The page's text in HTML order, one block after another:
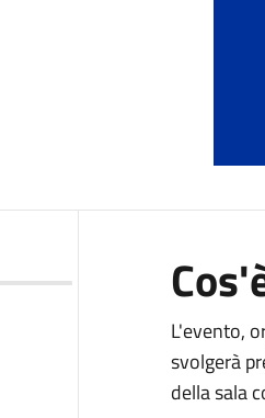
L'evento,
svolgerà
della sala